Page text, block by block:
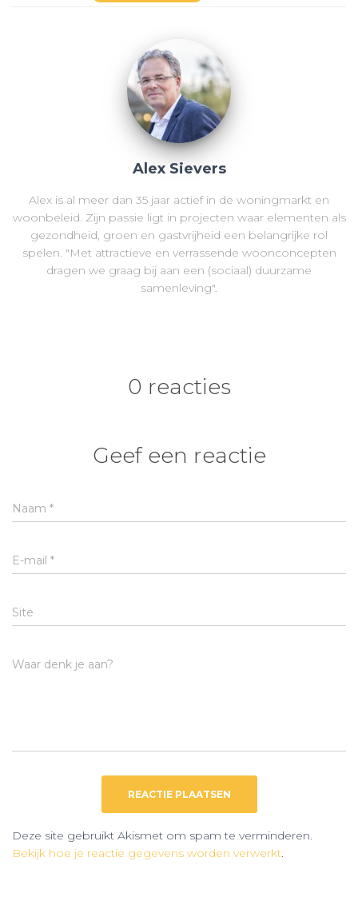
Alex Sievers
Alex is al meer dan 35 jaar actief in de woningmarkt en
woonbeleid. Zijn passie ligt in projecten waar elementen als
gezondheid, groen en gastvrijheid een belangrijke rol
spelen. "Met attractieve en verrassende woonconcepten
dragen we graag bij aan een (sociaal) duurzame
samenleving".
0 reacties
Geef een reactie
Naam *
E-mail *
Site
Waar denk je aan?
Deze site gebruikt Akismet om spam te verminderen.
Bekijk hoe je reactie gegevens worden verwerkt.